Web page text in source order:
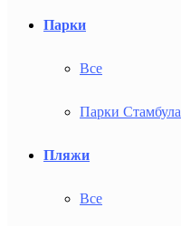
Парки
Все
Парки Стамбула
Пляжи
Все